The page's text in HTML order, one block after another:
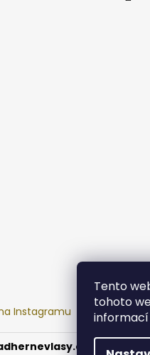
Tento
tohoto
informací
Instagramu
. Všechna